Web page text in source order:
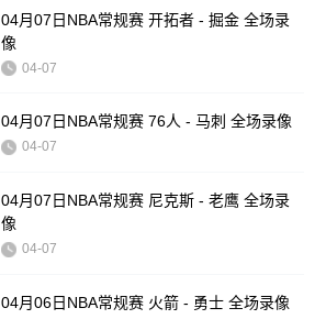
04月07日NBA常规赛 开拓者 - 掘金 全场录
像
04-07
04月07日NBA常规赛 76人 - 马刺 全场录像
04-07
04月07日NBA常规赛 尼克斯 - 老鹰 全场录
像
04-07
04月06日NBA常规赛 火箭 - 勇士 全场录像